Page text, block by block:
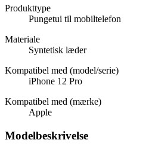
Produkttype
Pungetui til mobiltelefon
Materiale
Syntetisk læder
Kompatibel med (model/serie)
iPhone 12 Pro
Kompatibel med (mærke)
Apple
Modelbeskrivelse